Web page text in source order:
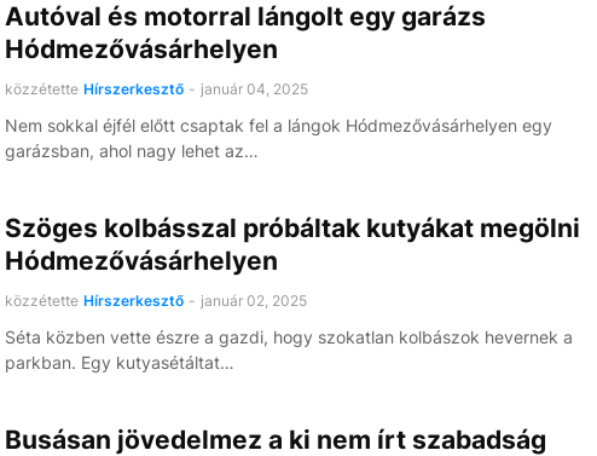
Autóval és motorral lángolt egy garázs
Hódmezővásárhelyen
közzétette Hírszerkesztő - január 04, 2025
Nem sokkal éjfél előtt csaptak fel a lángok Hódmezővásárhelyen egy
garázsban, ahol nagy lehet az…
Szöges kolbásszal próbáltak kutyákat megölni
Hódmezővásárhelyen
közzétette Hírszerkesztő - január 02, 2025
Séta közben vette észre a gazdi, hogy szokatlan kolbászok hevernek a
parkban. Egy kutyasétáltat…
Busásan jövedelmez a ki nem írt szabadság